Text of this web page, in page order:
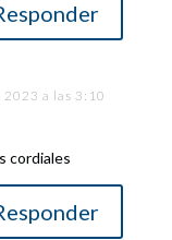
a las 3:10
cordiales